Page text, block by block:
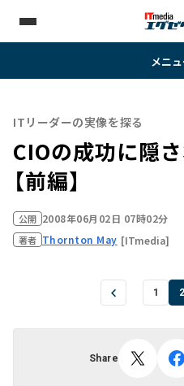
メニ
ITリーダーの実像を探る
CIOの成功に隠
【前編】
公開 2008年06月02日 07時02分
著者 Thornton May [ITmedia]
1 2
Share